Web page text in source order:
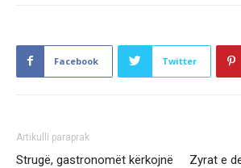
Facebook Twitter
Artikulli paraprak
Strugë, gastronomët kërkojnë
Zyrat e